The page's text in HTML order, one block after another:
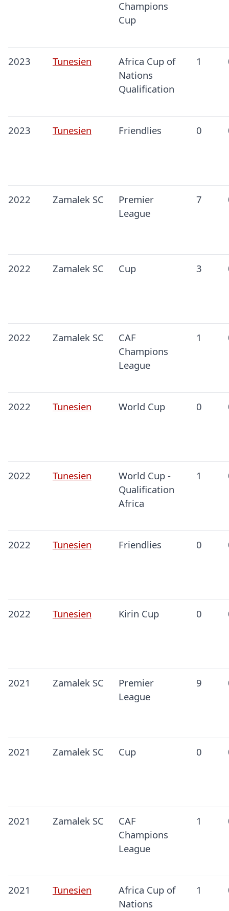
Champions
Cup
2023 Tunesien
Africa Cup of
Nations
Qualification
1
2023 Tunesien Friendlies 0
2022 Zamalek SC
Premier
League
7
2022 Zamalek SC Cup 3
2022 Zamalek SC
CAF
Champions
League
1
2022 Tunesien World Cup 0
2022 Tunesien
World Cup -
Qualification
Africa
1
2022 Tunesien Friendlies 0
2022 Tunesien Kirin Cup 0
2021 Zamalek SC
Premier
League
9
2021 Zamalek SC Cup 0
2021 Zamalek SC
CAF
Champions
League
1
2021 Tunesien
Africa Cup of
Nations
1